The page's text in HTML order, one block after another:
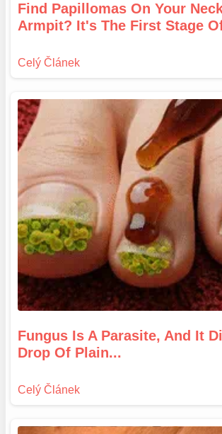
Find Papillomas On Your
Armpit? It's The First Stage
Fungus Is A Parasite, And It
Drop Of Plain...